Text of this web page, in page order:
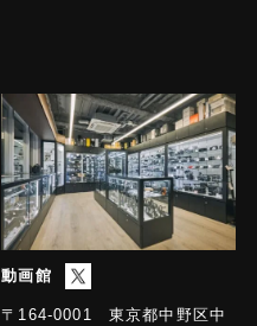
動画館
〒164-0001 東京都中野区中